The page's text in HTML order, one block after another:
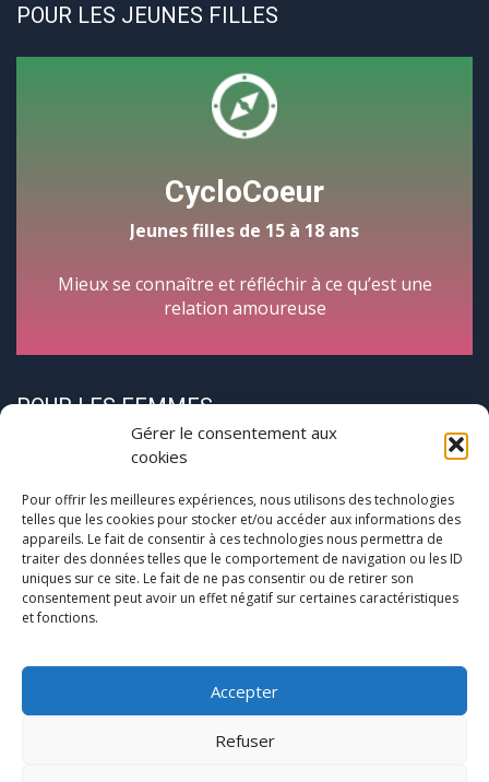
Gérer le consentement aux
cookies
Pour offrir les meilleures expériences, nous utilisons des technologies
telles que les cookies pour stocker et/ou accéder aux informations des
appareils. Le fait de consentir à ces technologies nous permettra de
traiter des données telles que le comportement de navigation ou les ID
uniques sur ce site. Le fait de ne pas consentir ou de retirer son
consentement peut avoir un effet négatif sur certaines caractéristiques
et fonctions.
Accepter
Refuser
POUR LES JEUNES FILLES
CycloCoeur
Jeunes filles de 15 à 18 ans
Mieux se connaître et réfléchir à ce qu’est une
relation amoureuse
POUR LES FEMMES
CycloPause
Pour les femmes concernées par la